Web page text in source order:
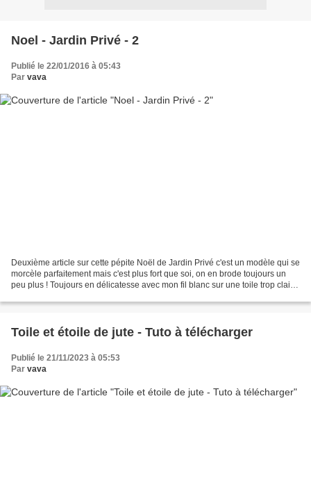
Noel - Jardin Privé - 2
Publié le 22/01/2016 à 05:43
Par vava
Deuxième article sur cette pépite Noël de Jardin Privé c'est un modèle qui se
morcèle parfaitement mais c'est plus fort que soi, on en brode toujours un
peu plus ! Toujours en délicatesse avec mon fil blanc sur une toile trop claire
Toile et étoile de jute - Tuto à télécharger
Publié le 21/11/2023 à 05:53
Par vava